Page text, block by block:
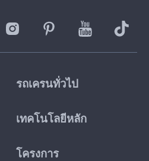
รถเครนทั่วไป
เทคโนโลยีหลัก
โครงการ